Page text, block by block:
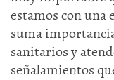
estamos con una
suma
sanitarios y
señalamientos